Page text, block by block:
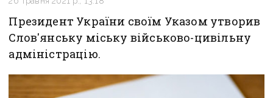
Президент України своїм Указом утворив
Слов'янську міську військово-цивільну
адміністрацію.